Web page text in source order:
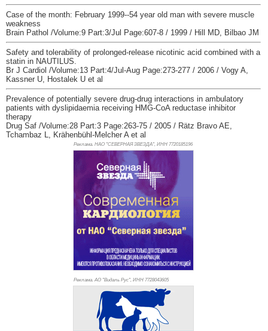
Case of the month: February 1999--54 year old man with severe muscle
weakness
Brain Pathol /Volume:9 Part:3/Jul Page:607-8 / 1999 / Hill MD, Bilbao JM
Safety and tolerability of prolonged-release nicotinic acid combined with a
statin in NAUTILUS.
Br J Cardiol /Volume:13 Part:4/Jul-Aug Page:273-277 / 2006 / Vogy A,
Kassner U, Hostalek U et al
Prevalence of potentially severe drug-drug interactions in ambulatory
patients with dyslipidaemia receiving HMG-CoA reductase inhibitor
therapy
Drug Saf /Volume:28 Part:3 Page:263-75 / 2005 / Rätz Bravo AE,
Tchambaz L, Krähenbühl-Melcher A et al
Реклама. НАО "СЕВЕРНАЯ ЗВЕЗДА", ИНН 7720185196
Реклама. АО "Видаль Рус", ИНН 7728043605